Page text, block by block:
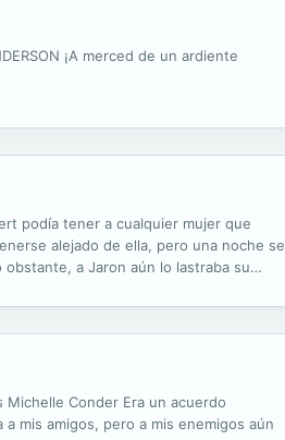
¡A merced de un ardiente
podía tener a cualquier mujer que
alejado de ella, pero una noche se
a Jaron aún lo lastraba su
Conder Era un acuerdo
mis amigos, pero a mis enemigos aún